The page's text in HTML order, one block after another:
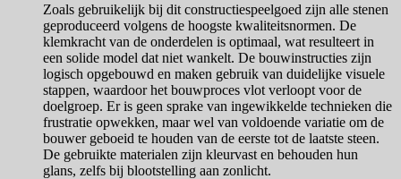
Zoals gebruikelijk bij dit constructiespeelgoed zijn alle stenen
geproduceerd volgens de hoogste kwaliteitsnormen. De
klemkracht van de onderdelen is optimaal, wat resulteert in
een solide model dat niet wankelt. De bouwinstructies zijn
logisch opgebouwd en maken gebruik van duidelijke visuele
stappen, waardoor het bouwproces vlot verloopt voor de
doelgroep. Er is geen sprake van ingewikkelde technieken die
frustratie opwekken, maar wel van voldoende variatie om de
bouwer geboeid te houden van de eerste tot de laatste steen.
De gebruikte materialen zijn kleurvast en behouden hun
glans, zelfs bij blootstelling aan zonlicht.